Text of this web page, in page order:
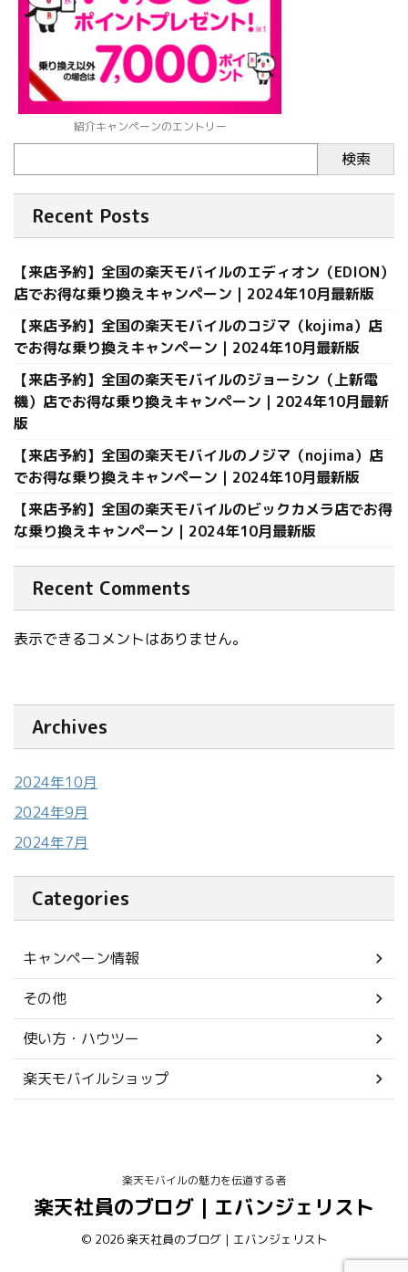
紹介キャンペーンのエントリー
検索
Recent Posts
【来店予約】全国の楽天モバイルのエディオン（EDION）
店でお得な乗り換えキャンペーン｜2024年10月最新版
【来店予約】全国の楽天モバイルのコジマ（kojima）店
でお得な乗り換えキャンペーン｜2024年10月最新版
【来店予約】全国の楽天モバイルのジョーシン（上新電
機）店でお得な乗り換えキャンペーン｜2024年10月最新
版
【来店予約】全国の楽天モバイルのノジマ（nojima）店
でお得な乗り換えキャンペーン｜2024年10月最新版
【来店予約】全国の楽天モバイルのビックカメラ店でお得
な乗り換えキャンペーン｜2024年10月最新版
Recent Comments
表示できるコメントはありません。
Archives
2024年10月
2024年9月
2024年7月
Categories
キャンペーン情報
その他
使い方・ハウツー
楽天モバイルショップ
楽天モバイルの魅力を伝道する者
楽天社員のブログ｜エバンジェリスト
© 2026 楽天社員のブログ｜エバンジェリスト